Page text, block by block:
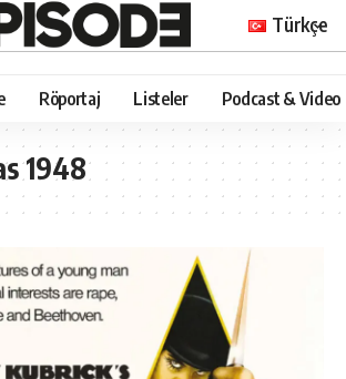
Türkçe
Röportaj Listeler Podcast & Video
1948